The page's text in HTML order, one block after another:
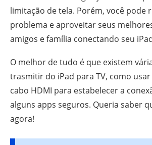
limitação de tela. Porém, você pode
problema e aproveitar seus
amigos e família conectando seu
O melhor de tudo é que existem
trasmitir do iPad para TV, como
cabo HDMI para estabelecer a
alguns apps seguros. Queria saber
agora!